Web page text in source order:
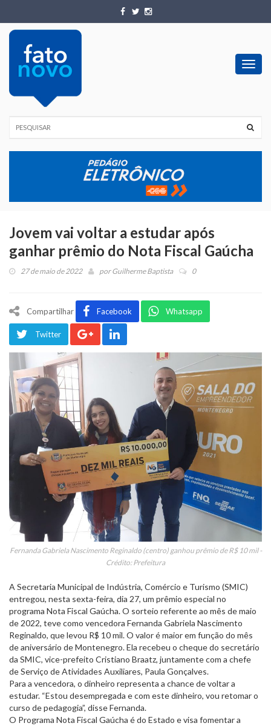
Jovem vai voltar a estudar após
ganhar prêmio do Nota Fiscal Gaúcha
27 de maio de 2022 porGuilherme Baptista 0
Compartilhar Facebook Whatsapp
Twitter
Fernanda Gabriela Nascimento Reginaldo (centro) ganhou prêmio de R$ 10 mil -
Crédito: Prefeitura
A Secretaria Municipal de Indústria, Comércio e Turismo (SMIC)
entregou, nesta sexta-feira, dia 27, um prêmio especial no
programa Nota Fiscal Gaúcha. O sorteio referente ao mês de maio
de 2022, teve como vencedora Fernanda Gabriela Nascimento
Reginaldo, que levou R$ 10 mil. O valor é maior em função do mês
de aniversário de Montenegro. Ela recebeu o cheque do secretário
da SMIC, vice-prefeito Cristiano Braatz, juntamente com a chefe
de Serviço de Atividades Auxiliares, Paula Gonçalves.
Para a vencedora, o dinheiro representa a chance de voltar a
estudar. “Estou desempregada e com este dinheiro, vou retomar o
curso de pedagogia”, disse Fernanda.
O Programa Nota Fiscal Gaúcha é do Estado e visa fomentar a